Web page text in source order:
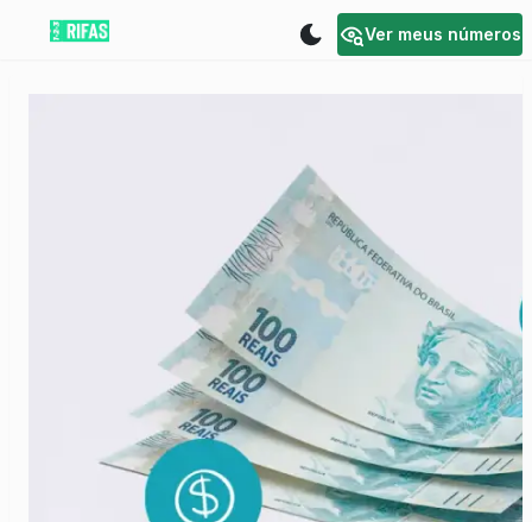
Ver meus números